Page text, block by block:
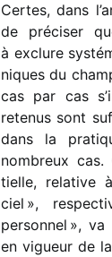
Certes, dans
de préci­ser
à exclure
niques du
cas par cas
rete­nus sont
dans la
nombreux
tielle, rela­tive
ciel »,
person­nel »,
en vigueur de